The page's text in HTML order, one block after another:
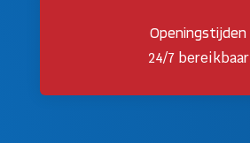
Openingstijden
24/7 bereikbaar